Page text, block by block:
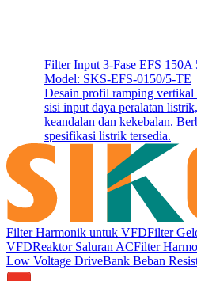
Filter Input 3-Fase EFS
Model: SKS-EFS-0150/5-TE
Desain profil ramping vertikal
sisi input daya peralatan
keandalan dan kekebalan.
spesifikasi listrik tersedia.
Filter Harmonik untuk VFDFilter
VFDReaktor Saluran ACFilter
Low Voltage DriveBank Beban